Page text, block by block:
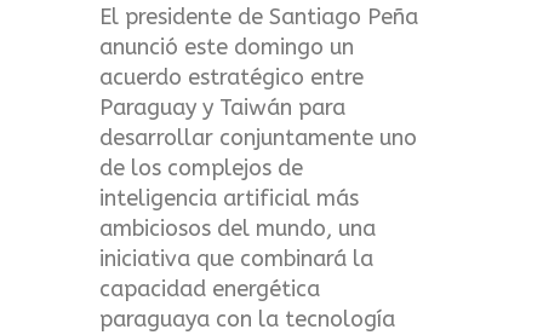
El presidente de Santiago Peña
anunció este domingo un
acuerdo estratégico entre
Paraguay y Taiwán para
desarrollar conjuntamente uno
de los complejos de
inteligencia artificial más
ambiciosos del mundo, una
iniciativa que combinará la
capacidad energética
paraguaya con la tecnología